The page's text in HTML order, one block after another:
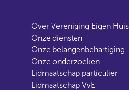
Over Vereniging Eigen Huis
Onze diensten
Onze belangenbehartiging
Onze onderzoeken
Lidmaatschap particulier
Lidmaatschap VvE